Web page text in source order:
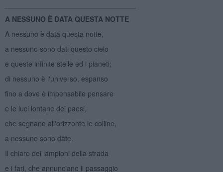
A NESSUNO È DATA QUESTA NOTTE
A nessuno è data questa notte,
a nessuno sono dati questo cielo
e queste infinite stelle ed i pianeti;
di nessuno è l'universo, espanso
fino a dove è impensabile pensare
e le luci lontane dei paesi,
che segnano all'orizzonte le colline,
a nessuno sono date.
Il chiaro dei lampioni della strada
e i fari, che annunciano il passaggio